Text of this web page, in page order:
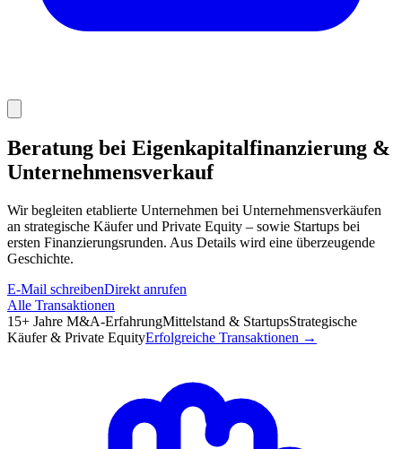
Beratung bei Eigenkapitalfinanzierung &
Unternehmensverkauf
Wir begleiten etablierte Unternehmen bei Unternehmensverkäufen
an strategische Käufer und Private Equity – sowie Startups bei
ersten Finanzierungsrunden. Aus Details wird eine überzeugende
Geschichte.
E-Mail schreibenDirekt anrufen
Alle Transaktionen
15+ Jahre M&A-ErfahrungMittelstand & StartupsStrategische
Käufer & Private EquityErfolgreiche Transaktionen →